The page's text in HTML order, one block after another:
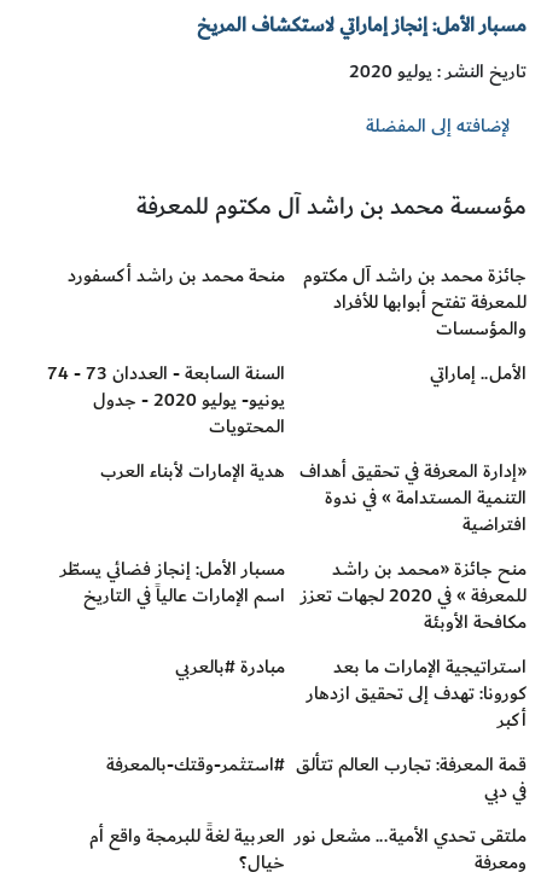
مسبار الأمل: إنجاز إماراتي لاستكشاف المريخ
تاريخ النشر : يوليو 2020
لإضافته إلى المفضلة
مؤسسة محمد بن راشد آل مكتوم للمعرفة
جائزة محمد بن راشد آل مكتوم
للمعرفة تفتح أبوابها للأفراد
والمؤسسات
منحة محمد بن راشد أكسفورد
الأمل.. إماراتي
السنة السابعة - العددان 73 - 74
يونيو- يوليو 2020 - جدول
المحتويات
«إدارة المعرفة في تحقيق أهداف
التنمية المستدامة » في ندوة
افتراضية
هدية الإمارات لأبناء العرب
منح جائزة «محمد بن راشد
للمعرفة » في 2020 لجهات تعزز
مكافحة الأوبئة
مسبار الأمل: إنجاز فضائي يسطّر
اسم الإمارات عالياً في التاريخ
استراتيجية الإمارات ما بعد
كورونا: تهدف إلى تحقيق ازدهار
أكبر
مبادرة #بالعربي
قمة المعرفة: تجارب العالم تتألق
في دبي
#استثمر-وقتك-بالمعرفة
ملتقى تحدي الأمية... مشعل نور
ومعرفة
العربية لغةً للبرمجة واقع أم
خيال؟